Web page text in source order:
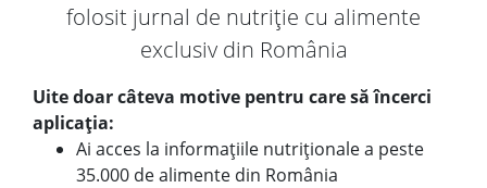
folosit jurnal de nutriție cu alimente
exclusiv din România
Uite doar câteva motive pentru care să încerci
aplicația:
Ai acces la informațiile nutriționale a peste
35.000 de alimente din România